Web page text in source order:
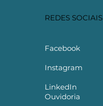
REDES SOCIAIS
Facebook
Instagram
LinkedIn
Ouvidoria